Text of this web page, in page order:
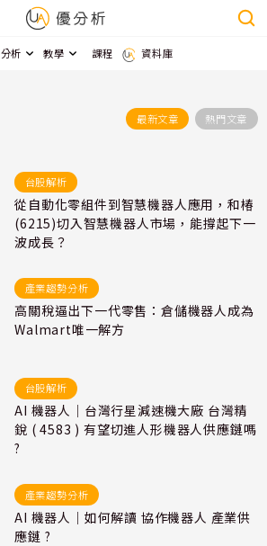
分析 教學 課程 資料庫
最新文章 熱門文章
台股解析
從自動化零組件到智慧機器人應用，和椿
(6215)切入智慧機器人市場，能撐起下一
波成長？
產業趨勢分析
高關稅逼出下一代零售：倉儲機器人成為
Walmart唯一解方
台股解析
AI 機器人｜台灣行星減速機大廠 台灣精
銳 ( 4583 ) 有望切進人形機器人供應鏈嗎
?
產業趨勢分析
AI 機器人｜如何解讀 協作機器人 產業供
應鏈 ?